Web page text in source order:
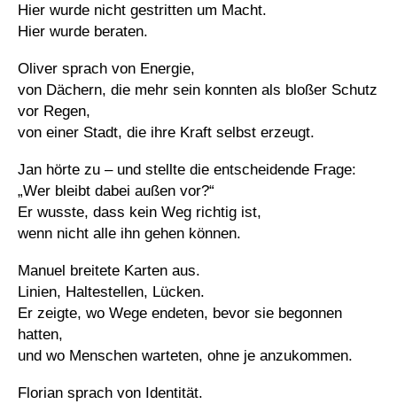
Hier wurde nicht gestritten um Macht.
Hier wurde beraten.
Oliver sprach von Energie,
von Dächern, die mehr sein konnten als bloßer Schutz
vor Regen,
von einer Stadt, die ihre Kraft selbst erzeugt.
Jan hörte zu – und stellte die entscheidende Frage:
„Wer bleibt dabei außen vor?“
Er wusste, dass kein Weg richtig ist,
wenn nicht alle ihn gehen können.
Manuel breitete Karten aus.
Linien, Haltestellen, Lücken.
Er zeigte, wo Wege endeten, bevor sie begonnen
hatten,
und wo Menschen warteten, ohne je anzukommen.
Florian sprach von Identität.